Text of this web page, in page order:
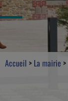
Accueil > La mairie >